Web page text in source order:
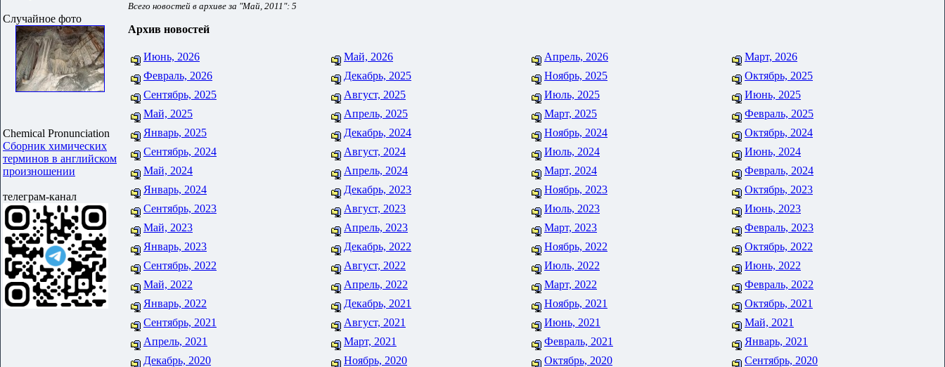
Случайное фото
Chemical Pronunciation
Сборник химических
терминов в английском
произношении
телеграм-канал
Всего новостей в архиве за "Май, 2011": 5
Архив новостей
Июнь, 2026 Май, 2026 Апрель, 2026
Март, 2026
Февраль, 2026
Декабрь, 2025 Ноябрь, 2025
Октябрь, 2025
Сентябрь, 2025
Август, 2025 Июль, 2025
Июнь, 2025
Май, 2025
Апрель, 2025 Март, 2025
Февраль, 2025
Январь, 2025
Декабрь, 2024 Ноябрь, 2024
Октябрь, 2024
Сентябрь, 2024
Август, 2024 Июль, 2024
Июнь, 2024
Май, 2024
Апрель, 2024 Март, 2024
Февраль, 2024
Январь, 2024
Декабрь, 2023 Ноябрь, 2023
Октябрь, 2023
Сентябрь, 2023
Август, 2023 Июль, 2023
Июнь, 2023
Май, 2023
Апрель, 2023 Март, 2023
Февраль, 2023
Январь, 2023
Декабрь, 2022 Ноябрь, 2022
Октябрь, 2022
Сентябрь, 2022
Август, 2022 Июль, 2022
Июнь, 2022
Май, 2022
Апрель, 2022 Март, 2022
Февраль, 2022
Январь, 2022
Декабрь, 2021 Ноябрь, 2021
Октябрь, 2021
Сентябрь, 2021
Август, 2021 Июнь, 2021
Май, 2021
Апрель, 2021
Март, 2021 Февраль, 2021
Январь, 2021
Декабрь, 2020
Ноябрь, 2020 Октябрь, 2020
Сентябрь, 2020